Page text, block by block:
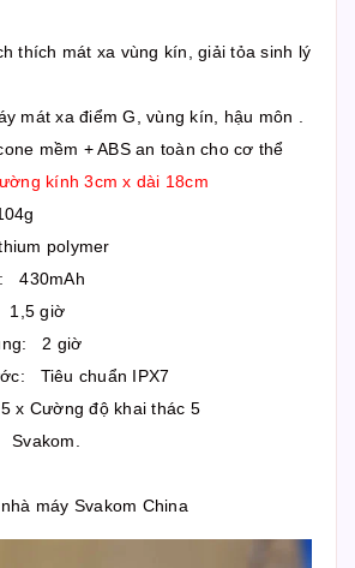
thích mát xa vùng kín, giải tỏa sinh lý
mát xa điểm G, vùng kín, hậu môn .
mềm + ABS an toàn cho cơ thể
kính 3cm x dài 18cm
polymer
430mAh
1,5 giờ
2 giờ
Tiêu chuẩn IPX7
x Cường độ khai thác 5
máy Svakom China